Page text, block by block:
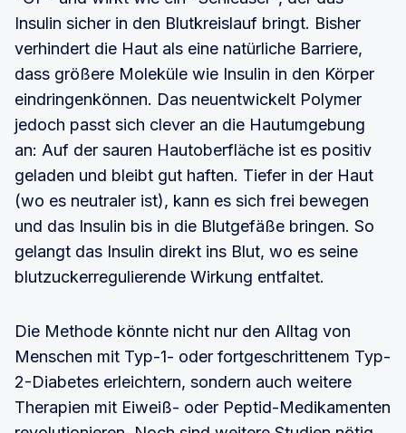
Insulin sicher in den Blutkreislauf bringt. Bisher
verhindert die Haut als eine natürliche Barriere,
dass größere Moleküle wie Insulin in den Körper
eindringenkönnen. Das neuentwickelt Polymer
jedoch passt sich clever an die Hautumgebung
an: Auf der sauren Hautoberfläche ist es positiv
geladen und bleibt gut haften. Tiefer in der Haut
(wo es neutraler ist), kann es sich frei bewegen
und das Insulin bis in die Blutgefäße bringen. So
gelangt das Insulin direkt ins Blut, wo es seine
blutzuckerregulierende Wirkung entfaltet.
Die Methode könnte nicht nur den Alltag von
Menschen mit Typ-1- oder fortgeschrittenem Typ-
2-Diabetes erleichtern, sondern auch weitere
Therapien mit Eiweiß- oder Peptid-Medikamenten